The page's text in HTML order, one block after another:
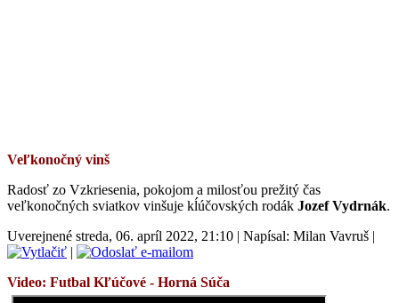
Veľkonočný vinš
Radosť zo Vzkriesenia, pokojom a milosťou prežitý čas
veľkonočných sviatkov vinšuje kĺúčovských rodák Jozef Vydrnák.
Uverejnené streda, 06. apríl 2022, 21:10 | Napísal: Milan Vavruš |
|
Video: Futbal Kľúčové - Horná Súča